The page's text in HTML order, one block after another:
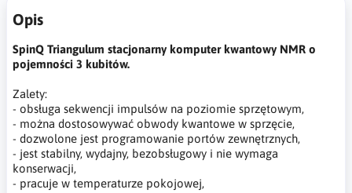
Opis
SpinQ Triangulum stacjonarny komputer kwantowy NMR o
pojemności 3 kubitów.
Zalety:
- obsługa sekwencji impulsów na poziomie sprzętowym,
- można dostosowywać obwody kwantowe w sprzęcie,
- dozwolone jest programowanie portów zewnętrznych,
- jest stabilny, wydajny, bezobsługowy i nie wymaga
konserwacji,
- pracuje w temperaturze pokojowej,